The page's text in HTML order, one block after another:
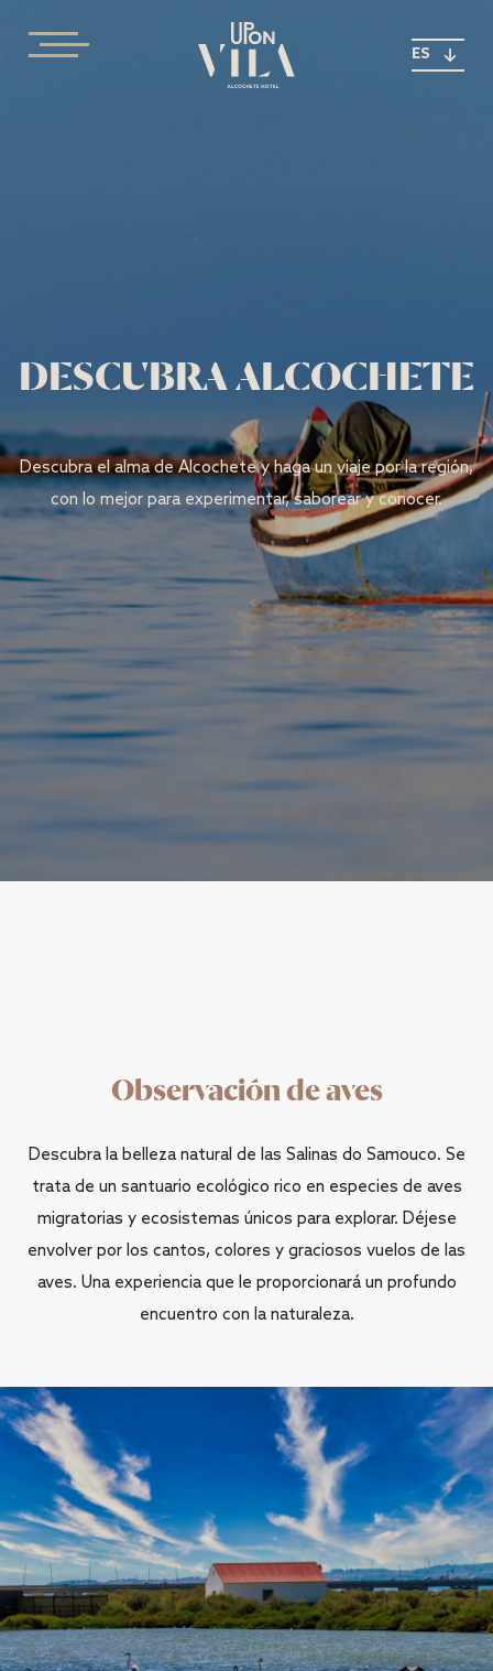
ES
DESCUBRA ALCOCHETE
Descubra el alma de Alcochete y haga un viaje por la región,
con lo mejor para experimentar, saborear y conocer.
Observación de aves
Descubra la belleza natural de las Salinas do Samouco. Se
trata de un santuario ecológico rico en especies de aves
migratorias y ecosistemas únicos para explorar. Déjese
envolver por los cantos, colores y graciosos vuelos de las
aves. Una experiencia que le proporcionará un profundo
encuentro con la naturaleza.